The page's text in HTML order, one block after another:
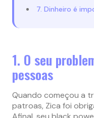
7. Dinheiro é
1. O seu
pessoas
Quando começou a
patroas, Zica foi